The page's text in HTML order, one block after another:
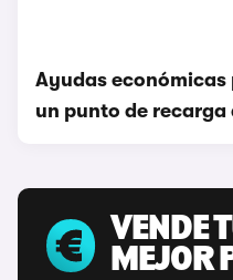
Ayudas
un punto de recarga
VENDE
MEJOR